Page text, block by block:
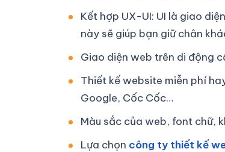
Kết hợp UX-UI: UI là giao
này sẽ giúp bạn giữ chân
Giao diện web trên di động
Thiết kế website miễn phí
Google, Cốc Cốc…
Màu sắc của web, font chữ,
Lựa chọn công ty thiết kế